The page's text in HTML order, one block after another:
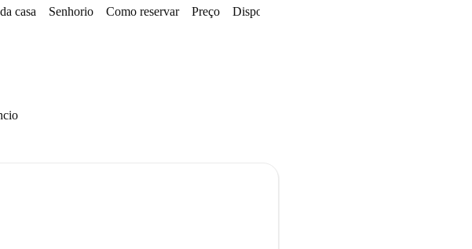
casa Senhorio Como reservar Preço Disponibilidades